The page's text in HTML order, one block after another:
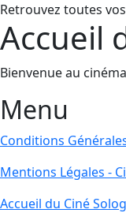
Retrouvez toutes
Accueil
Bienvenue au
Menu
Conditions
Mentions Légales -
Accueil du Ciné